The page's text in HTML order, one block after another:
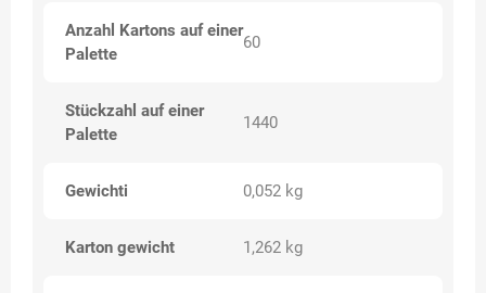
Anzahl Kartons auf einer
Palette
60
Stückzahl auf einer
Palette
1440
Gewichti 0,052 kg
Karton gewicht 1,262 kg